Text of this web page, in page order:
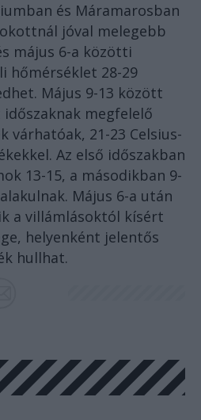
és Máramarosban
jóval melegebb
május 6-a közötti
hőmérséklet 28-29
Május 9-13 között
időszaknak megfelelő
várhatóak, 21-23 Celsius-
Az első időszakban
13-15, a másodikban 9-
Május 6-a után
a villámlásoktól kísért
helyenként jelentős
hullhat.